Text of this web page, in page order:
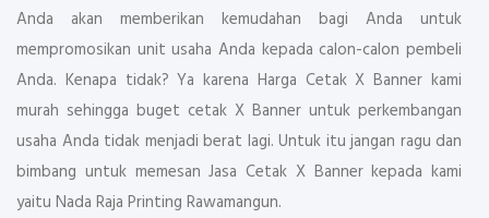
Anda akan memberikan kemudahan bagi Anda untuk
mempromosikan unit usaha Anda kepada calon-calon pembeli
Anda. Kenapa tidak? Ya karena Harga Cetak X Banner kami
murah sehingga buget cetak X Banner untuk perkembangan
usaha Anda tidak menjadi berat lagi. Untuk itu jangan ragu dan
bimbang untuk memesan Jasa Cetak X Banner kepada kami
yaitu Nada Raja Printing Rawamangun.